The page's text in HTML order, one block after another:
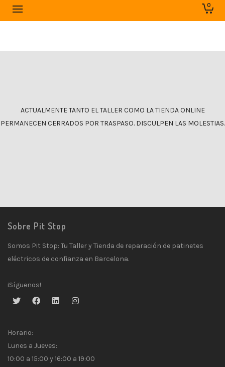
0
ACTUALMENTE TANTO EL TALLER COMO LA TIENDA ONLINE
PERMANECEN CERRADOS POR TRASPASO. DISCULPEN LAS MOLESTIAS.
Sobre Pit Stop
Somos Pit Stop: Tu Taller y Tienda de reparación de patinetes
eléctricos de confianza en Barcelona.
¡Síguenos!
Horario:
Lunes a Jueves:
10:00 a 15:00 y 16:00 a 19:00